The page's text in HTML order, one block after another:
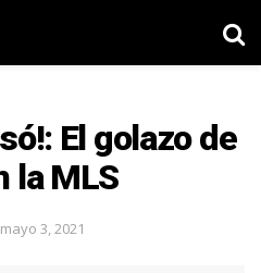
El golazo de
la MLS
mayo 3, 2021